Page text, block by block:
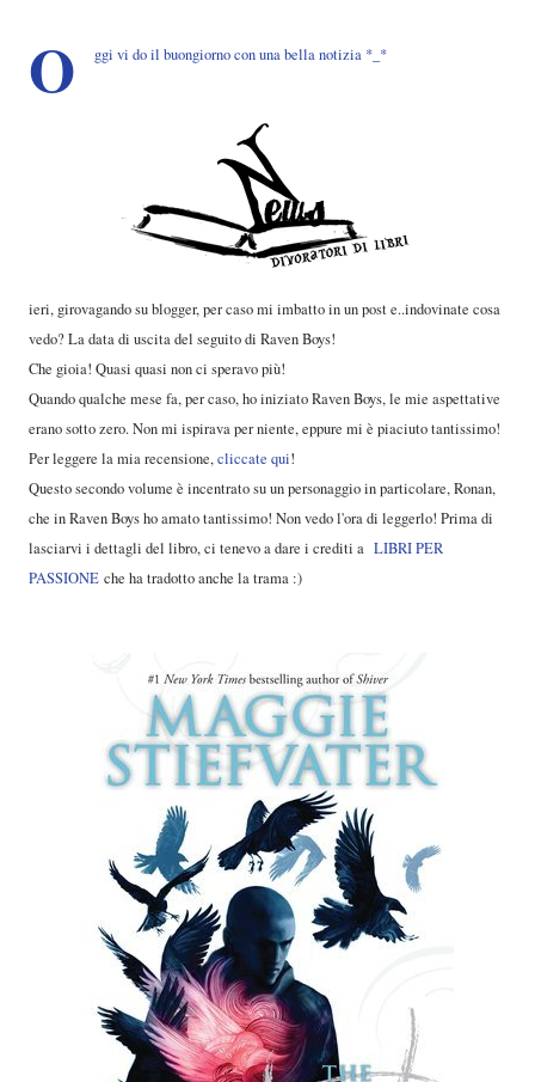
O ggi vi do il buongiorno con una bella notizia *_*
ieri, girovagando su blogger, per caso mi imbatto in un post e..indovinate cosa
vedo? La data di uscita del seguito di Raven Boys!
Che gioia! Quasi quasi non ci speravo più!
Quando qualche mese fa, per caso, ho iniziato Raven Boys, le mie aspettative
erano sotto zero. Non mi ispirava per niente, eppure mi è piaciuto tantissimo!
Per leggere la mia recensione,cliccate qui!
Questo secondo volume è incentrato su un personaggio in particolare, Ronan,
che in Raven Boys ho amato tantissimo! Non vedo l'ora di leggerlo! Prima di
lasciarvi i dettagli del libro, ci tenevo a dare i crediti a LIBRI PER
PASSIONE che ha tradotto anche la trama :)